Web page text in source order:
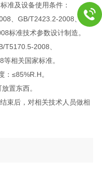
准及设备使用条件：
、GB/T2423.2-2008、
标准技术参数设计制造。
T5170.5-2008、
相关国家标准。
≤85%R.H。
置东西。
束后，对相关技术人员做相